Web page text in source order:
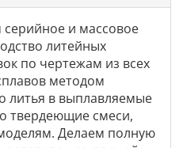
и массовое
литейных
по чертежам из всех
методом
литья в выплавляемые
твердеющие смеси,
Делаем полную